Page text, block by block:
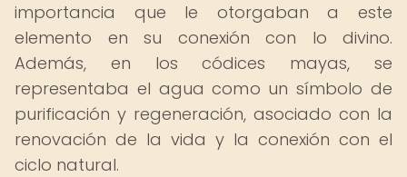
importancia que le otorgaban a este
elemento en su conexión con lo divino.
Además, en los códices mayas, se
representaba el agua como un símbolo de
purificación y regeneración, asociado con la
renovación de la vida y la conexión con el
ciclo natural.